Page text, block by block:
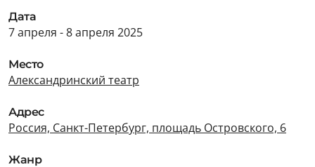
Дата
7 апреля - 8 апреля 2025
Место
Александринский театр
Адрес
Россия, Санкт-Петербург, площадь Островского, 6
Жанр